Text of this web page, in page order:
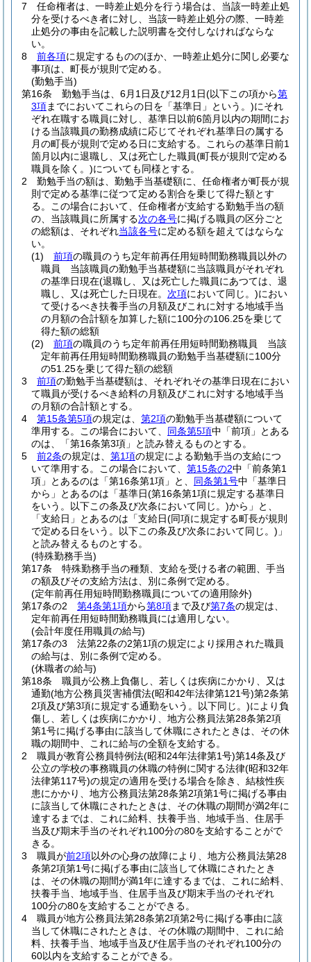
7
任命権者は、一時差止処分を行う場合は、当該一時差止処
分を受けるべき者に対し、当該一時差止処分の際、一時差
止処分の事由を記載した説明書を交付しなければならな
い。
8
前各項に規定するもののほか、一時差止処分に関し必要な
事項は、町長が規則で定める。
(勤勉手当)
第16条
勤勉手当は、6月1日及び12月1日(以下この項から第
3項までにおいてこれらの日を「基準日」という。)にそれ
ぞれ在職する職員に対し、基準日以前6箇月以内の期間にお
ける当該職員の勤務成績に応じてそれぞれ基準日の属する
月の町長が規則で定める日に支給する。
これらの基準日前1
箇月以内に退職し、又は死亡した職員(町長が規則で定める
職員を除く。)についても同様とする。
2
勤勉手当の額は、勤勉手当基礎額に、任命権者が町長が規
則で定める基準に従つて定める割合を乗じて得た額とす
る。
この場合において、任命権者が支給する勤勉手当の額
の、当該職員に所属する次の各号に掲げる職員の区分ごと
の総額は、それぞれ当該各号に定める額を超えてはならな
い。
(1)
前項の職員のうち定年前再任用短時間勤務職員以外の
職員 当該職員の勤勉手当基礎額に当該職員がそれぞれ
の基準日現在(退職し、又は死亡した職員にあつては、退
職し、又は死亡した日現在。 次項において同じ。)におい
て受けるべき扶養手当の月額及びこれに対する地域手当
の月額の合計額を加算した額に100分の106.25を乗じて
得た額の総額
(2)
前項の職員のうち定年前再任用短時間勤務職員 当該
定年前再任用短時間勤務職員の勤勉手当基礎額に100分
の51.25を乗じて得た額の総額
3
前項の勤勉手当基礎額は、それぞれその基準日現在におい
て職員が受けるべき給料の月額及びこれに対する地域手当
の月額の合計額とする。
4
第15条第5項の規定は、 第2項の勤勉手当基礎額について
準用する。
この場合において、 同条第5項中「前項」とある
のは、「第16条第3項」と読み替えるものとする。
5
前2条の規定は、 第1項の規定による勤勉手当の支給につ
いて準用する。
この場合において、 第15条の2中「前条第1
項」とあるのは「第16条第1項」と、 同条第1号中「基準日
から」とあるのは「基準日(第16条第1項に規定する基準日
をいう。以下この条及び次条において同じ。)から」と、
「支給日」とあるのは「支給日(同項に規定する町長が規則
で定める日をいう。以下この条及び次条において同じ。) 」
と読み替えるものとする。
(特殊勤務手当)
第17条
特殊勤務手当の種類、支給を受ける者の範囲、手当
の額及びその支給方法は、別に条例で定める。
(定年前再任用短時間勤務職員についての適用除外)
第17条の2
第4条第1項から第8項まで及び第7条の規定は、
定年前再任用短時間勤務職員には適用しない。
(会計年度任用職員の給与)
第17条の3
法第22条の2第1項の規定により採用された職員
の給与は、別に条例で定める。
(休職者の給与)
第18条
職員が公務上負傷し、若しくは疾病にかかり、又は
通勤(地方公務員災害補償法(昭和42年法律第121号)第2条第
2項及び第3項に規定する通勤をいう。以下同じ。)により負
傷し、若しくは疾病にかかり、地方公務員法第28条第2項
第1号に掲げる事由に該当して休職にされたときは、その休
職の期間中、これに給与の全額を支給する。
2
職員が教育公務員特例法(昭和24年法律第1号)第14条及び
公立の学校の事務職員の休職の特例に関する法律(昭和32年
法律第117号)の規定の適用を受ける場合を除き、結核性疾
患にかかり、地方公務員法第28条第2項第1号に掲げる事由
に該当して休職にされたときは、その休職の期間が満2年に
達するまでは、これに給料、扶養手当、地域手当、住居手
当及び期末手当のそれぞれ100分の80を支給することがで
きる。
3
職員が前2項以外の心身の故障により、地方公務員法第28
条第2項第1号に掲げる事由に該当して休職にされたとき
は、その休職の期間が満1年に達するまでは、これに給料、
扶養手当、地域手当、住居手当及び期末手当のそれぞれ
100分の80を支給することができる。
4
職員が地方公務員法第28条第2項第2号に掲げる事由に該
当して休職にされたときは、その休職の期間中、これに給
料、扶養手当、地域手当及び住居手当のそれぞれ100分の
60以内を支給することができる。